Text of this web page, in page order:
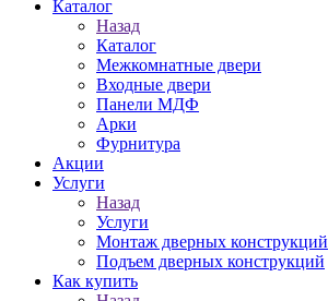
Каталог
Назад
Каталог
Межкомнатные двери
Входные двери
Панели МДФ
Арки
Фурнитура
Акции
Услуги
Назад
Услуги
Монтаж дверных конструкций
Подъем дверных конструкций
Как купить